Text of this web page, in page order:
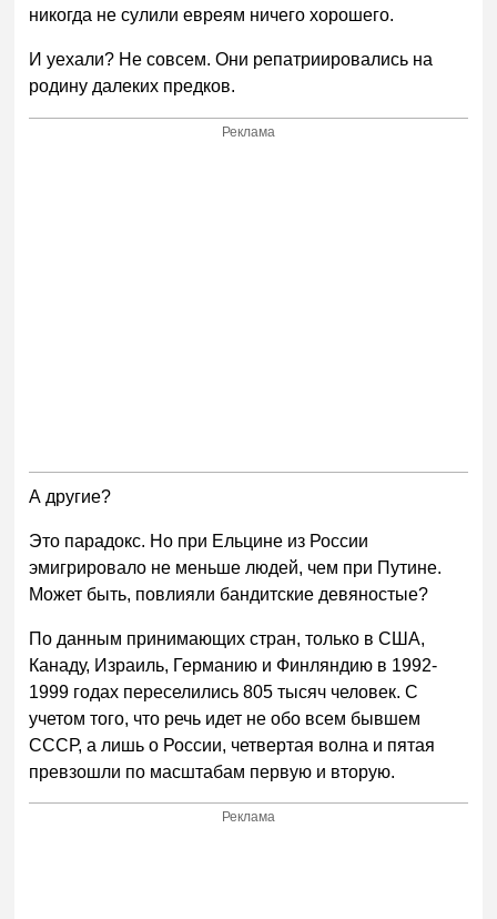
никогда не сулили евреям ничего хорошего.
И уехали? Не совсем. Они репатриировались на
родину далеких предков.
Реклама
А другие?
Это парадокс. Но при Ельцине из России
эмигрировало не меньше людей, чем при Путине.
Может быть, повлияли бандитские девяностые?
По данным принимающих стран, только в США,
Канаду, Израиль, Германию и Финляндию в 1992-
1999 годах переселились 805 тысяч человек. С
учетом того, что речь идет не обо всем бывшем
СССР, а лишь о России, четвертая волна и пятая
превзошли по масштабам первую и вторую.
Реклама